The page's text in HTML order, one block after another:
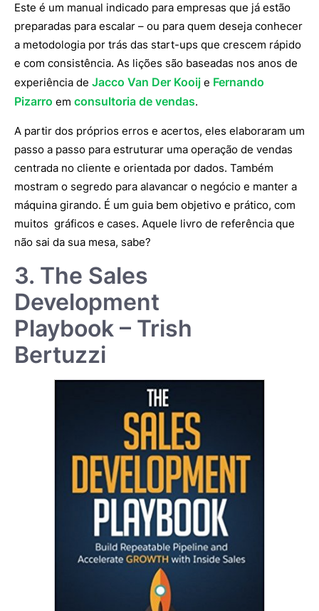
Este é um manual indicado para empresas que já estão
preparadas para escalar – ou para quem deseja conhecer
a metodologia por trás das start-ups que crescem rápido
e com consistência. As lições são baseadas nos anos de
experiência de Jacco Van Der Kooij e Fernando
Pizarro em consultoria de vendas.
A partir dos próprios erros e acertos, eles elaboraram um
passo a passo para estruturar uma operação de vendas
centrada no cliente e orientada por dados. Também
mostram o segredo para alavancar o negócio e manter a
máquina girando. É um guia bem objetivo e prático, com
muitos gráficos e cases. Aquele livro de referência que
não sai da sua mesa, sabe?
3. The Sales
Development
Playbook – Trish
Bertuzzi